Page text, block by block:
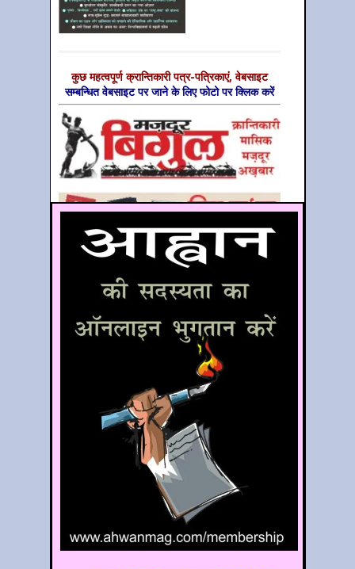
कुछ महत्‍वपूर्ण क्रान्तिकारी पत्र-पत्रिकाएं, वेबसाइट
सम्‍बन्धित वेबसाइट पर जाने के लिए फोटो पर क्लिक करें